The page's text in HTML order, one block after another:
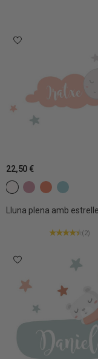
Lluna plena amb
22,50 €
(2)
c2 Blancc6 Rosa gris
c24 C30